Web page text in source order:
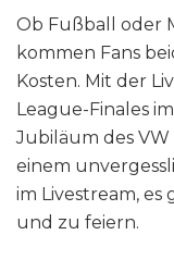
Ob Fußball oder
kommen Fans
Kosten. Mit der
League-Finales
Jubiläum des
einem
im Livestream,
und zu feiern.